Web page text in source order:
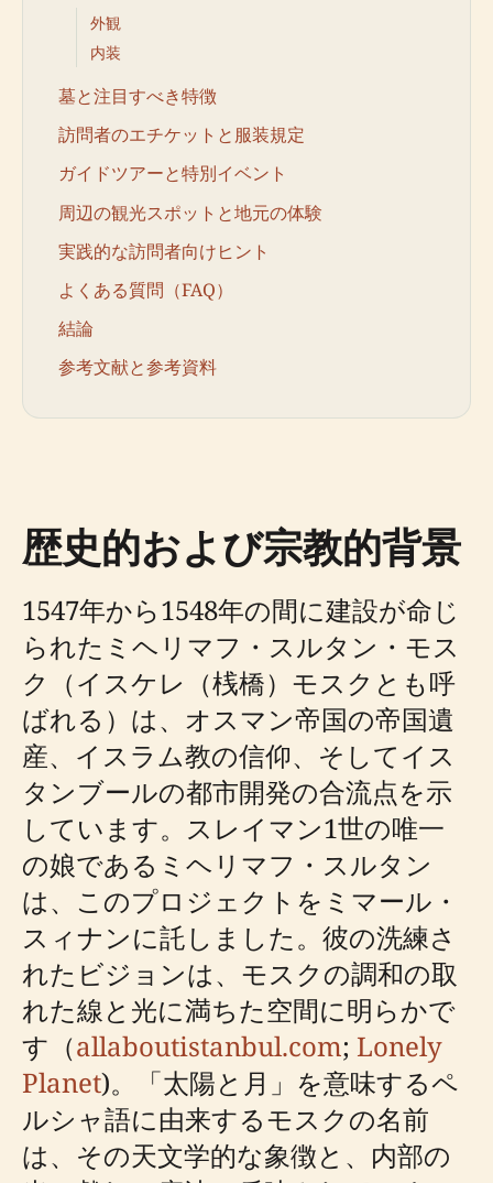
外観
内装
墓と注目すべき特徴
訪問者のエチケットと服装規定
ガイドツアーと特別イベント
周辺の観光スポットと地元の体験
実践的な訪問者向けヒント
よくある質問（FAQ）
結論
参考文献と参考資料
歴史的および宗教的背景
1547年から1548年の間に建設が命じ
られたミヘリマフ・スルタン・モス
ク（イスケレ（桟橋）モスクとも呼
ばれる）は、オスマン帝国の帝国遺
産、イスラム教の信仰、そしてイス
タンブールの都市開発の合流点を示
しています。スレイマン1世の唯一
の娘であるミヘリマフ・スルタン
は、このプロジェクトをミマール・
スィナンに託しました。彼の洗練さ
れたビジョンは、モスクの調和の取
れた線と光に満ちた空間に明らかで
す（allaboutistanbul.com; Lonely
Planet)。「太陽と月」を意味するペ
ルシャ語に由来するモスクの名前
は、その天文学的な象徴と、内部の